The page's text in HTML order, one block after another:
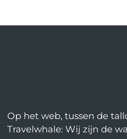
Op het web, tussen de
Travelwhale: Wij zijn de